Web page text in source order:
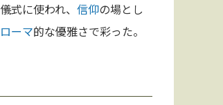
式に使われ、 信仰の場とし
ローマ的な優雅さで彩った。